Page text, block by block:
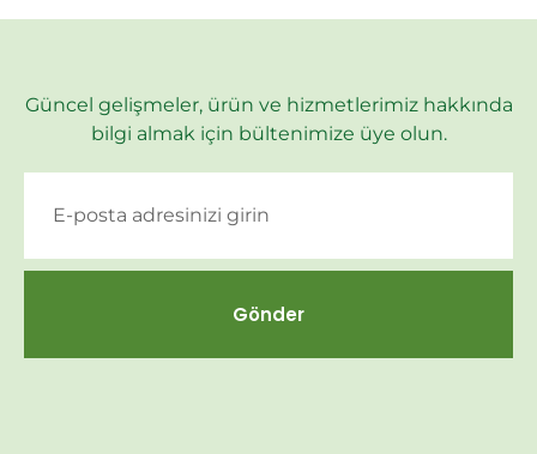
Güncel gelişmeler, ürün ve hizmetlerimiz hakkında
bilgi almak için bültenimize üye olun.
Gönder